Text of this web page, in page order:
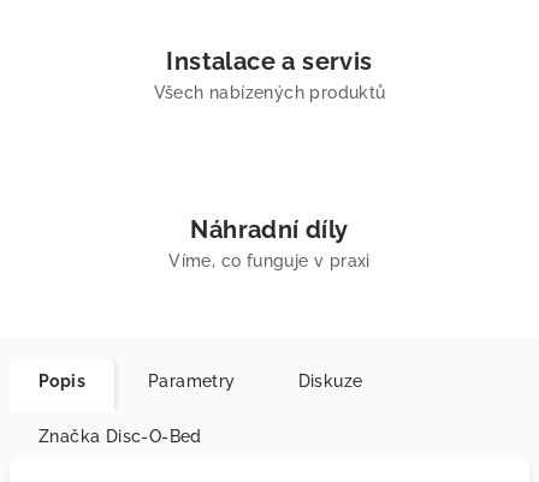
Instalace a servis
Všech nabízených produktů
Náhradní díly
Víme, co funguje v praxi
Popis Parametry Diskuze
Značka Disc-O-Bed